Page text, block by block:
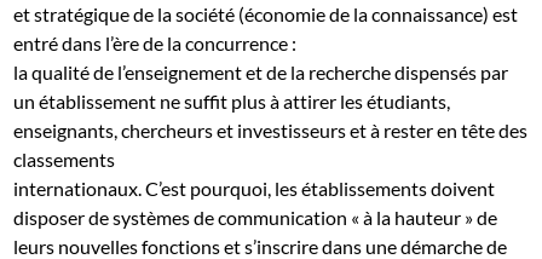
et stratégique de la société (économie de la connaissance) est
entré dans l’ère de la concurrence :
la qualité de l’enseignement et de la recherche dispensés par
un établissement ne suffit plus à attirer les étudiants,
enseignants, chercheurs et investisseurs et à rester en tête des
classements
internationaux. C’est pourquoi, les établissements doivent
disposer de systèmes de communication « à la hauteur » de
leurs nouvelles fonctions et s’inscrire dans une démarche de